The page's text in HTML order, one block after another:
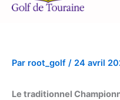
Par root_golf / 24 avril
Le traditionnel